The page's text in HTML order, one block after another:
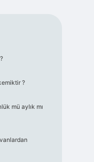
?
mü aylık mı